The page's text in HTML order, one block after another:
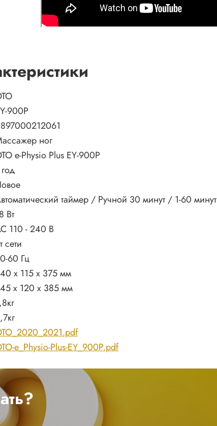
900P
ног
e-Physio Plus EY-900P
таймер / Ручной 30 минут / 1-60 минут
Вт
110 - 240 В
сети
60 Гц
х 115 х 375 мм
х 120 х 385 мм
e_Physio-Plus-EY_900P.pdf